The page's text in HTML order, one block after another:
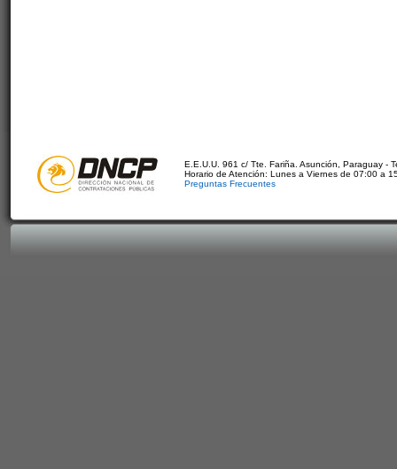
E.E.U.U. 961 c/ Tte. Fariña. Asunción, Paraguay -
Horario de Atención: Lunes a Viernes de 07:00 a
Preguntas Frecuentes